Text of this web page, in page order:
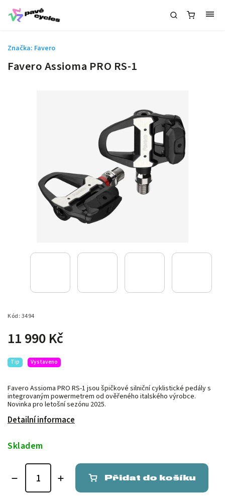
Favero Assioma PRO RS-1
Kód: 3494
11 990 Kč
Favero Assioma PRO RS-1 jsou špičkové silniční cyklistické pedály s
integrovaným powermetrem od ověřeného italského výrobce.
Novinka pro letošní sezónu 2025.
Detailní informace
Tip Vystaveno
Značka: Favero
Skladem
Přidat do košíku